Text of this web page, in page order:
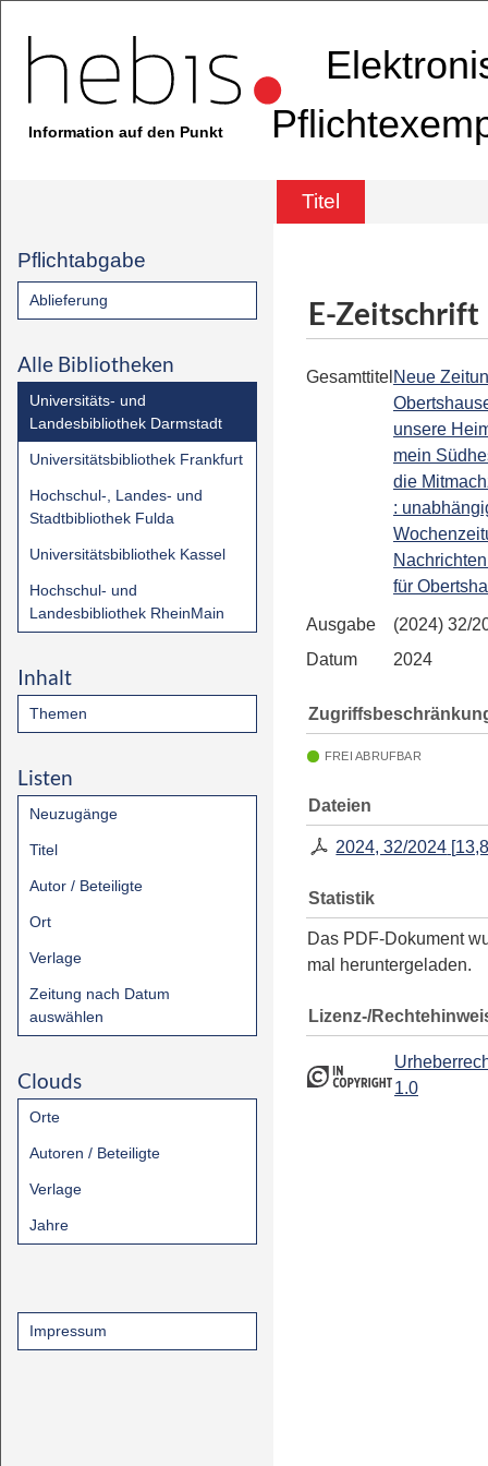
Information auf den Punkt
Titel
Pflichtabgabe
Ablieferung
Alle Bibliotheken
Universitäts- und
Landesbibliothek Darmstadt
Universitätsbibliothek Frankfurt
Hochschul-, Landes- und
Stadtbibliothek Fulda
Universitätsbibliothek Kassel
Hochschul- und
Landesbibliothek RheinMain
Inhalt
Themen
Listen
Neuzugänge
Titel
Autor / Beteiligte
Ort
Verlage
Zeitung nach Datum
auswählen
Clouds
Orte
Autoren / Beteiligte
Verlage
Jahre
Impressum
E-Zeitschrift
Gesamttitel Neue
unsere
mein
die
:
für
Ausgabe
(2024) 32/
Datum
2024
FREI ABRUFBAR
Dateien
2024, 32/2024 [
Statistik
Das PDF-Dokument
mal heruntergeladen.
Lizenz-/
1.0